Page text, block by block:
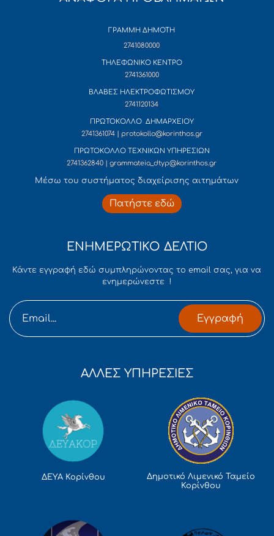
ΓΡΑΜΜΗ ΔΗΜΟΤΗ
2741080000
ΤΗΛΕΦΩΝΙΚΟ ΚΕΝΤΡΟ
2741361000
ΒΛΑΒΕΣ ΗΛΕΚΤΡΟΦΩΤΙΣΜΟΥ
2741120134
ΠΡΩΤΟΚΟΛΛΟ ΔΗΜΑΡΧΕΙΟΥ
2741361074 | protokollo@korinthos.gr
ΠΡΩΤΟΚΟΛΛΟ ΤΕΧΝΙΚΩΝ ΥΠΗΡΕΣΙΩΝ
2741362840 | grammateia_dtyp@korinthos.gr
Mέσω του συστήματος διαχείρισης αιτημάτων
Πατήστε εδώ
ΕΝΗΜΕΡΩΤΙΚΟ ΔΕΛΤΙΟ
Κάντε εγγραφή εδώ συμπληρώνοντας το email σας, για να
ενημερώνεστε !
Εγγραφή
ΑΛΛΕΣ ΥΠΗΡΕΣΙΕΣ
ΔΕΥΑ Κορίνθου
Δημοτικό Λιμενικό Ταμείο
Κορίνθου